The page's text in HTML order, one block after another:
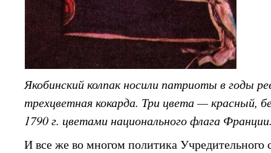
Якобинский колпак носили патриоты в годы
трехцветная кокарда. Три цвета — красный,
1790 г. цветами национального флага
И все же во многом политика Учредительного